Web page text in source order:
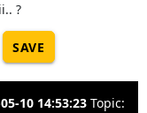
?
SAVE
10 14:53:23 Topic: